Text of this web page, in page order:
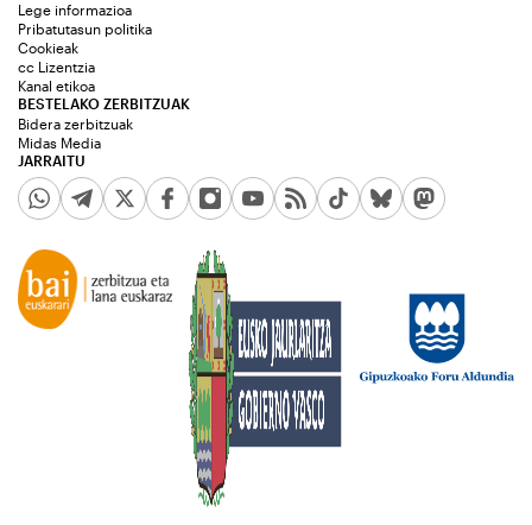
JARRAITU
Lege informazioa
Pribatutasun politika
Cookieak
cc Lizentzia
Kanal etikoa
BESTELAKO ZERBITZUAK
Bidera zerbitzuak
Midas Media